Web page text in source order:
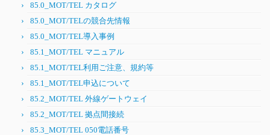
85.0_MOT/TEL カタログ
85.0_MOT/TELの競合先情報
85.0_MOT/TEL導入事例
85.1_MOT/TEL マニュアル
85.1_MOT/TEL利用ご注意、規約等
85.1_MOT/TEL申込について
85.2_MOT/TEL 外線ゲートウェイ
85.2_MOT/TEL 拠点間接続
85.3_MOT/TEL 050電話番号